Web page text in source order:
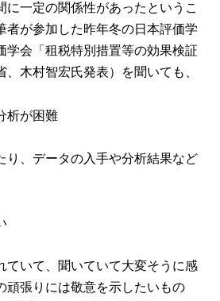
に一定の関係性があったというこ
者が参加した昨年冬の日本評価学
学会「租税特別措置等の効果検証
木村智宏氏発表）を聞いても、
析が困難
り、データの入手や分析結果など
ていて、聞いていて大変そうに感
頑張りには敬意を示したいもの